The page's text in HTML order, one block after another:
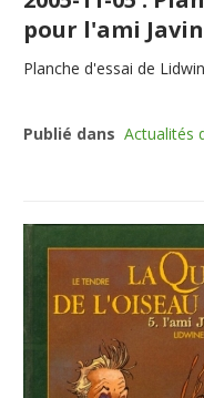
pour l'ami Javin
Planche d'essai de
Publié dans Actualités